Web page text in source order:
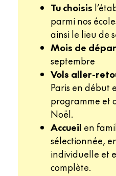
Tu choisis
parmi nos
ainsi le lieu de
Mois de
septembre
Vols aller-
Paris en début
programme et
Noël.
Accueil en
sélectionnée,
individuelle et
complète.